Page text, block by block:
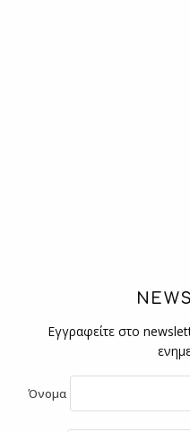
Εγγραφείτε στο
Όνομα